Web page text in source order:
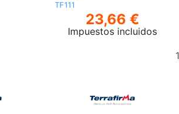
TF111
23,66 €
Impuestos incluidos